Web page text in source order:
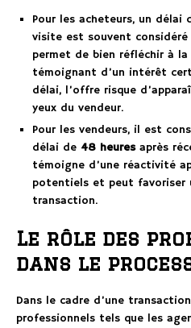
Pour les acheteurs, un délai
visite est souvent considéré
permet de bien réfléchir à
témoignant d’un intérêt
délai, l’offre risque
yeux du vendeur.
Pour les vendeurs, il est
délai de 48 heuresaprès
témoigne d’une réactivité
potentiels et peut favoriser
transaction.
Le rôle des
dans le
Dans le cadre d’une
professionnels tels que les